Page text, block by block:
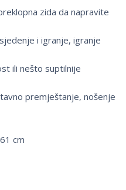
zida da napravite
i igranje, igranje
ili nešto suptilnije
premještanje, nošenje
cm